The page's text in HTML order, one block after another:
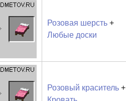
Розовая шерсть+
Любые доски
Розовый краситель+